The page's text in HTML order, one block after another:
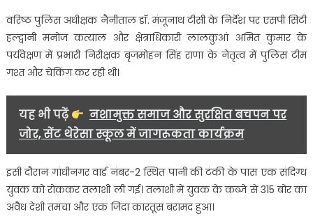
गिरफ्तार….
वरिष्ठ पुलिस अधीक्षक नैनीताल डॉ. मंजूनाथ टीसी के निर्देश पर एसपी सिटी
हल्द्वानी मनोज कत्याल और क्षेत्राधिकारी लालकुआं अमित कुमार के
पर्यवेक्षण में प्रभारी निरीक्षक बृजमोहन सिंह राणा के नेतृत्व में पुलिस टीम
गश्त और चेकिंग कर रही थी।
यह भी पढ़ें
नशामुक्त समाज और सुरक्षित बचपन पर
जोर, सेंट थेरेसा स्कूल में जागरूकता कार्यक्रम
इसी दौरान गांधीनगर वार्ड नंबर-2 स्थित पानी की टंकी के पास एक संदिग्ध
युवक को रोककर तलाशी ली गई। तलाशी में युवक के कब्जे से 315 बोर का
अवैध देशी तमंचा और एक जिंदा कारतूस बरामद हुआ।